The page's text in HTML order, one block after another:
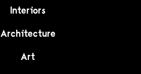
Interiors
Architecture
Art